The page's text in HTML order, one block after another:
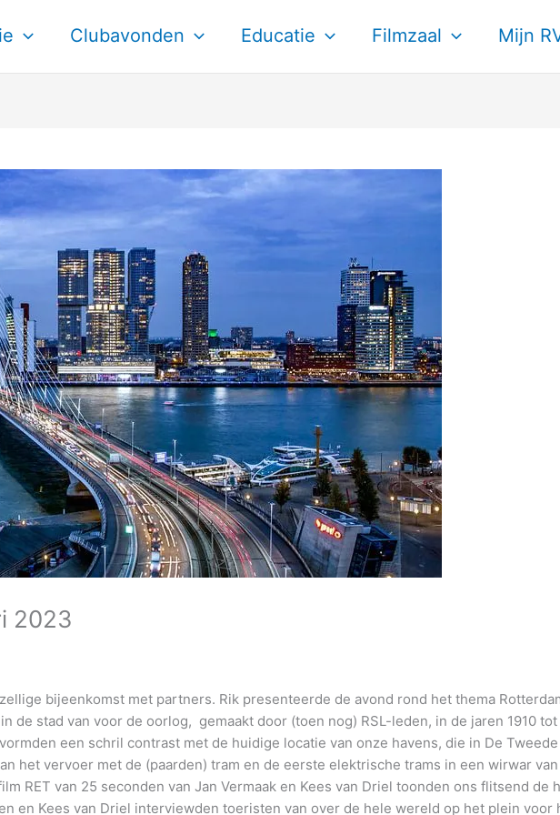
Clubavonden Educatie Filmzaal Mijn
2023
bijeenkomst met partners. Rik presenteerde de avond rond het thema
de stad van voor de oorlog, gemaakt door (toen nog) RSL-leden, in de jaren 1910 tot
een schril contrast met de huidige locatie van onze havens, die in De
het vervoer met de (paarden) tram en de eerste elektrische trams in een wirwar
RET van 25 seconden van Jan Vermaak en Kees van Driel toonden ons flitsend de
en Kees van Driel interviewden toeristen van over de hele wereld op het plein voor